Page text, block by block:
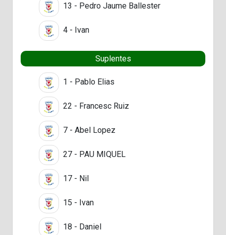
13 - Pedro Jaume Ballester
4 - Ivan
Suplentes
1 - Pablo Elias
22 - Francesc Ruiz
7 - Abel Lopez
27 - PAU MIQUEL
17 - Nil
15 - Ivan
18 - Daniel